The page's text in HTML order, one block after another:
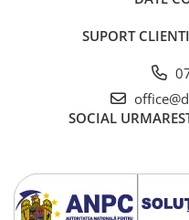
SUPORT CLIENTI
SOCIAL